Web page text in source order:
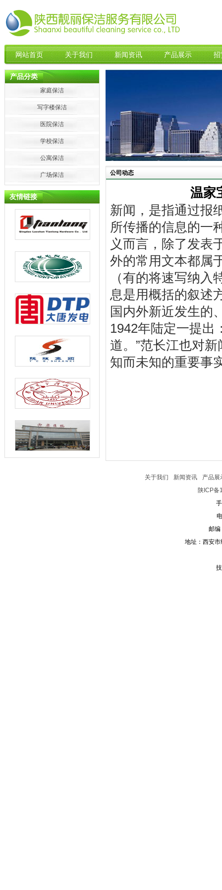
网站首页 关于我们 新闻资讯 产品展示 招
产品分类
家庭保洁
写字楼保洁
医院保洁
学校保洁
公寓保洁
广场保洁
友情链接
公司动态
温家
新闻，是指通过报
所传播的信息的一
义而言，除了发表
外的常用文本都属
（有的将速写纳
息是用概括的叙述
国内外新近发生的
1942年陆定一提出
道。”范长江也对
知而未知的重要事
关于我们 新闻资讯
产品展
陕ICP备
邮编
地址：西安